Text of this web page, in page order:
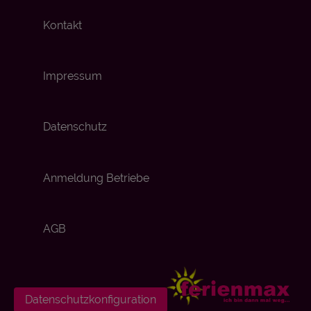
Kontakt
Impressum
Datenschutz
Anmeldung Betriebe
AGB
Datenschutzkonfiguration